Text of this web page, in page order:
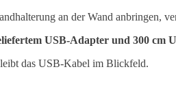
an der Wand anbringen,
USB-Adapter und 300 cm
das USB-Kabel im Blickfeld.